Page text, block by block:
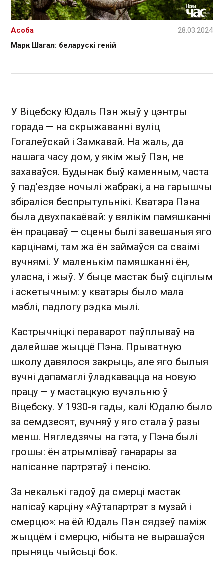
Марк Шагал: беларускі геній
Асоба 28.03.2024
У Віцебску Юдаль Пэн жыў у цэнтры
горада — на скрыжаванні вуліц
Гогалеўскай і Замкавай. На жаль, да
нашага часу дом, у якім жыў Пэн, не
захаваўся. Будынак быў каменным, часта
ў пад’ездзе ночылі жабракі, а на гарышчы
збіраліся беспрытульнікі. Кватэра Пэна
была двухпакаёвай: у вялікім памяшканні
ён працаваў — сцены былі завешаныя яго
карцінамі, там жа ён займаўся са сваімі
вучнямі. У маленькім памяшканні ён,
уласна, і жыў. У быце мастак быў сціплым
і аскетычным: у кватэры было мала
мэблі, падлогу рэдка мылі.
Кастрычніцкі пераварот паўплываў на
далейшае жыццё Пэна. Прыватную
школу давялося закрыць, але яго былыя
вучні дапамаглі ўладкавацца на новую
працу — у мастацкую вучэльню ў
Віцебску. У 1930-я гады, калі Юдалю было
за семдзесят, вучняў у яго стала ў разы
менш. Нягледзячы на гэта, у Пэна былі
грошы: ён атрымліваў ганарары за
напісанне партрэтаў і пенсію.
За некалькі гадоў да смерці мастак
напісаў карціну «Аўтапартрэт з музай і
смерцю»: на ёй Юдаль Пэн сядзеў паміж
жыццём і смерцю, нібыта не вырашаўся
прыняць чыйсьці бок.